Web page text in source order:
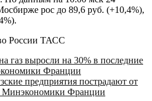
рос до 89,6 руб. (+10,4%),
России ТАСС
газ выросли на 30% в последние
Франции
предприятия пострадают от
Франции